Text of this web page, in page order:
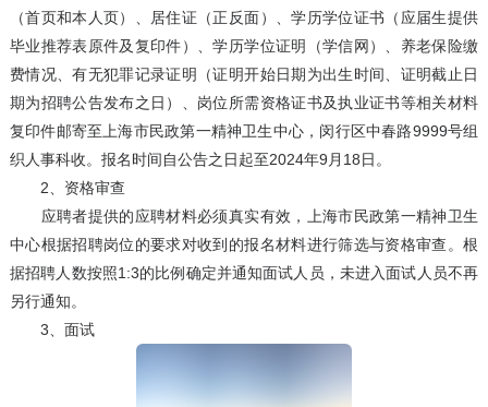
（首页和本人页）、居住证（正反面）、学历学位证书（应届生提供
毕业推荐表原件及复印件）、学历学位证明（学信网）、养老保险缴
费情况、有无犯罪记录证明（证明开始日期为出生时间、证明截止日
期为招聘公告发布之日）、岗位所需资格证书及执业证书等相关材料
复印件邮寄至上海市民政第一精神卫生中心，闵行区中春路9999号组
织人事科收。报名时间自公告之日起至2024年9月18日。
2、资格审查
应聘者提供的应聘材料必须真实有效，上海市民政第一精神卫生
中心根据招聘岗位的要求对收到的报名材料进行筛选与资格审查。根
据招聘人数按照1:3的比例确定并通知面试人员，未进入面试人员不再
另行通知。
3、面试